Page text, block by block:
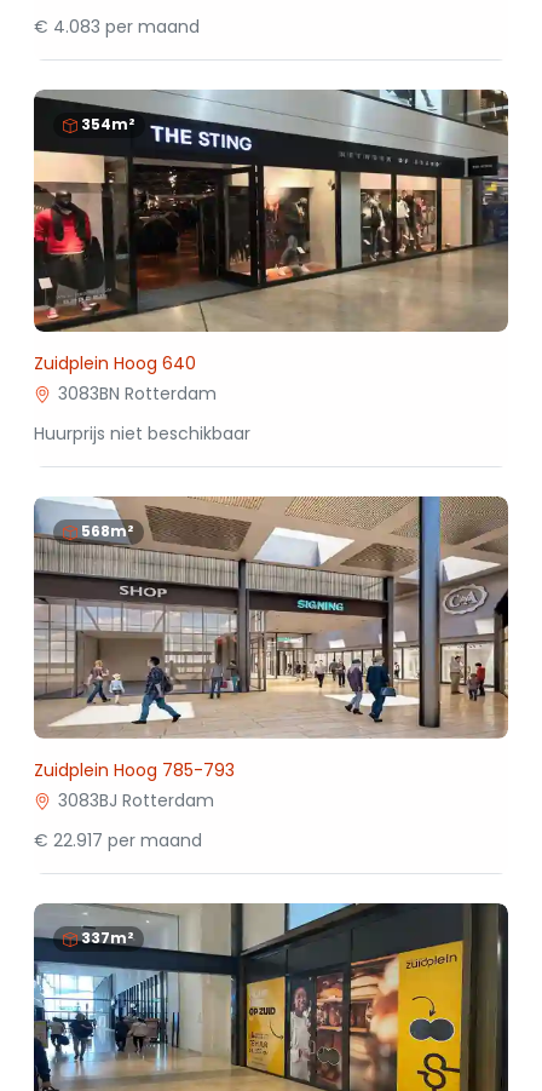
€ 4.083 per maand
354m²
Zuidplein Hoog 640
3083BN Rotterdam
Huurprijs niet beschikbaar
568m²
Zuidplein Hoog 785-793
3083BJ Rotterdam
€ 22.917 per maand
337m²